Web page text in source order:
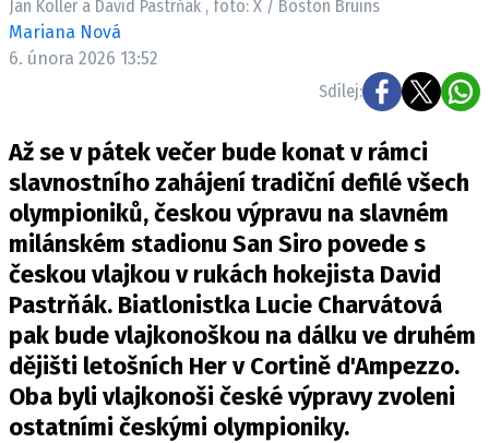
Jan Koller a David Pastrňák , foto: X / Boston Bruins
Mariana Nová
6. února 2026 13:52
Sdílej:
Až se v pátek večer bude konat v rámci
slavnostního zahájení tradiční defilé všech
olympioniků, českou výpravu na slavném
milánském stadionu San Siro povede s
českou vlajkou v rukách hokejista David
Pastrňák. Biatlonistka Lucie Charvátová
pak bude vlajkonoškou na dálku ve druhém
dějišti letošních Her v Cortině d'Ampezzo.
Oba byli vlajkonoši české výpravy zvoleni
ostatními českými olympioniky.